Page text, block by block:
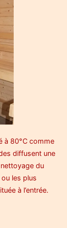
à 80°C comme
diffusent une
du
les plus
à l’entrée.